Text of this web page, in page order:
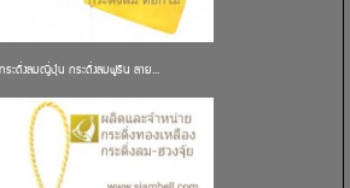
กระดิ่งลมญี่ปุ่น กระดิ่งลมฟูริน ลาย...